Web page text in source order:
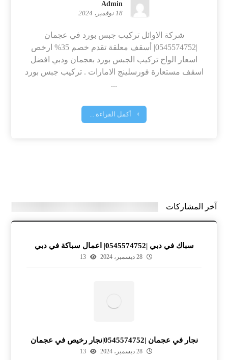
Admin
18 نوفمبر، 2024
شركة الاوائل تركيب جبس بورد في عجمان
|0545574752| أسقف معلقة تقدم خصم 35% ارخص
اسعار الواح تركيب الجبس بورد بعجمان ودبي افضل
اسقف مستعارة فورسلينج الامارات . تركيب جبس بورد
...
أكمل القراءة ...
آخر المشاركات
سباك في دبي |0545574752| اعمال سباكة في دبي
28 ديسمبر، 2024 13
نجار في عجمان |0545574752|نجار رخيص في عجمان
28 ديسمبر، 2024 13